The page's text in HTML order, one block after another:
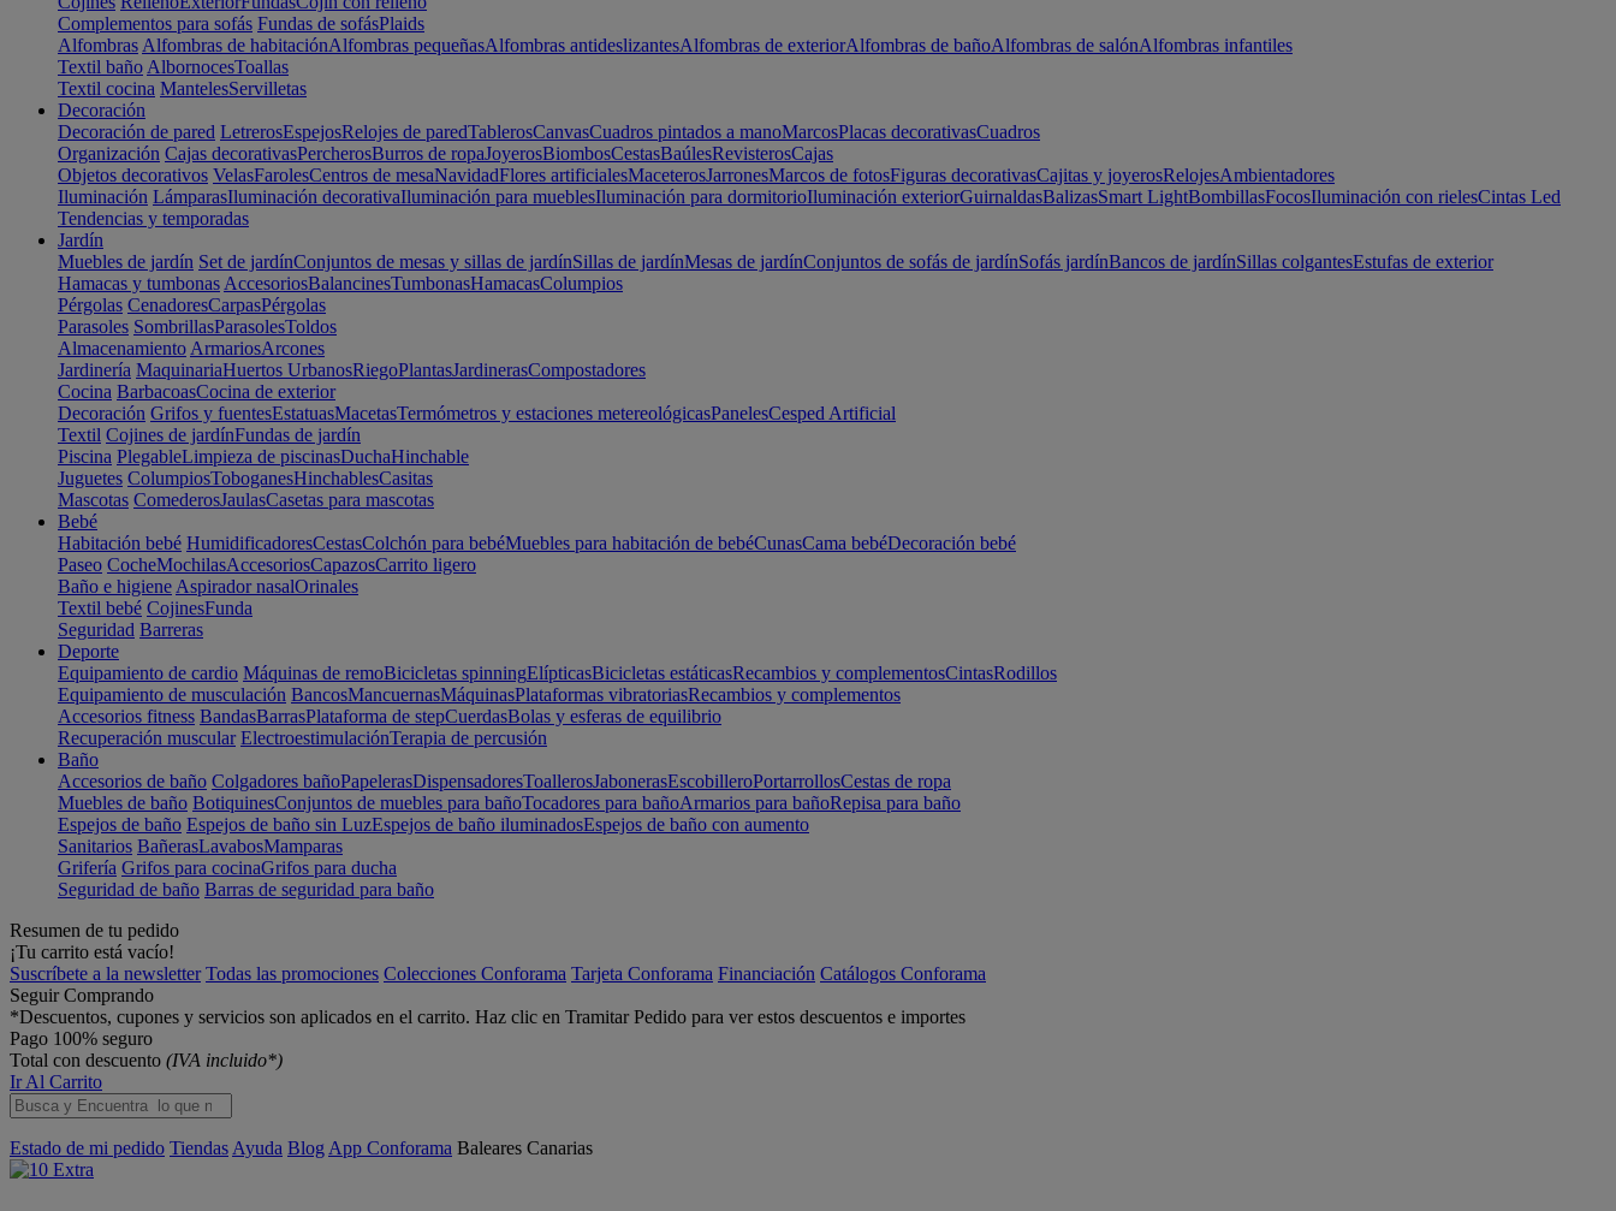
Complementos para sofás Fundas de sofásPlaids
Alfombras Alfombras de habitaciónAlfombras pequeñasAlfombras antideslizantesAlfombras de exteriorAlfombras de bañoAlfombras de salónAlfombras infantiles
Textil baño AlbornocesToallas
Textil cocina MantelesServilletas
Decoración
Decoración de pared LetrerosEspejosRelojes de paredTablerosCanvasCuadros pintados a manoMarcosPlacas decorativasCuadros
Organización Cajas decorativasPercherosBurros de ropaJoyerosBiombosCestasBaúlesRevisterosCajas
Objetos decorativos VelasFarolesCentros de mesaNavidadFlores artificialesMaceterosJarronesMarcos de fotosFiguras decorativasCajitas y joyerosRelojesAmbientadores
Iluminación LámparasIluminación decorativaIluminación para mueblesIluminación para dormitorioIluminación exteriorGuirnaldasBalizasSmart LightBombillasFocosIluminación con rielesCintas Led
Tendencias y temporadas
Jardín
Muebles de jardín Set de jardínConjuntos de mesas y sillas de jardínSillas de jardínMesas de jardínConjuntos de sofás de jardínSofás jardínBancos de jardínSillas colgantesEstufas de exterior
Hamacas y tumbonas AccesoriosBalancinesTumbonasHamacasColumpios
Pérgolas CenadoresCarpasPérgolas
Parasoles SombrillasParasolesToldos
Almacenamiento ArmariosArcones
Jardinería MaquinariaHuertos UrbanosRiegoPlantasJardinerasCompostadores
Cocina BarbacoasCocina de exterior
Decoración Grifos y fuentesEstatuasMacetasTermómetros y estaciones metereológicasPanelesCesped Artificial
Textil Cojines de jardínFundas de jardín
Piscina PlegableLimpieza de piscinasDuchaHinchable
Juguetes ColumpiosToboganesHinchablesCasitas
Mascotas ComederosJaulasCasetas para mascotas
Bebé
Habitación bebé HumidificadoresCestasColchón para bebéMuebles para habitación de bebéCunasCama bebéDecoración bebé
Paseo CocheMochilasAccesoriosCapazosCarrito ligero
Baño e higiene Aspirador nasalOrinales
Textil bebé CojinesFunda
Seguridad Barreras
Deporte
Equipamiento de cardio Máquinas de remoBicicletas spinningElípticasBicicletas estáticasRecambios y complementosCintasRodillos
Equipamiento de musculación BancosMancuernasMáquinasPlataformas vibratoriasRecambios y complementos
Accesorios fitness BandasBarrasPlataforma de stepCuerdasBolas y esferas de equilibrio
Recuperación muscular ElectroestimulaciónTerapia de percusión
Baño
Accesorios de baño Colgadores bañoPapelerasDispensadoresToallerosJabonerasEscobilleroPortarrollosCestas de ropa
Muebles de baño BotiquinesConjuntos de muebles para bañoTocadores para bañoArmarios para bañoRepisa para baño
Espejos de baño Espejos de baño sin LuzEspejos de baño iluminadosEspejos de baño con aumento
Sanitarios BañerasLavabosMamparas
Grifería Grifos para cocinaGrifos para ducha
Seguridad de baño Barras de seguridad para baño
Resumen de tu pedido
¡Tu carrito está vacío!
Suscríbete a la newsletter Todas las promociones Colecciones Conforama Tarjeta Conforama Financiación Catálogos Conforama
Seguir Comprando
*Descuentos, cupones y servicios son aplicados en el carrito. Haz clic en Tramitar Pedido para ver estos descuentos e importes
Pago 100% seguro
Total con descuento (IVA incluido*)
Ir Al Carrito
Estado de mi pedido Tiendas Ayuda Blog App Conforama Baleares Canarias